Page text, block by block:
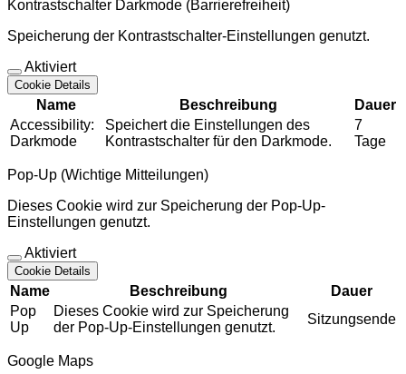
Kontrastschalter Darkmode (Barrierefreiheit)
Speicherung der Kontrastschalter-Einstellungen genutzt.
Aktiviert
Cookie Details
Name Beschreibung
Dauer
Accessibility:
Darkmode
Speichert die Einstellungen des
Kontrastschalter für den Darkmode.
7
Tage
Pop-Up (Wichtige Mitteilungen)
Dieses Cookie wird zur Speicherung der Pop-Up-
Einstellungen genutzt.
Aktiviert
Cookie Details
Name Beschreibung
Dauer
Pop
Up
Dieses Cookie wird zur Speicherung
der Pop-Up-Einstellungen genutzt.
Sitzungsende
Google Maps